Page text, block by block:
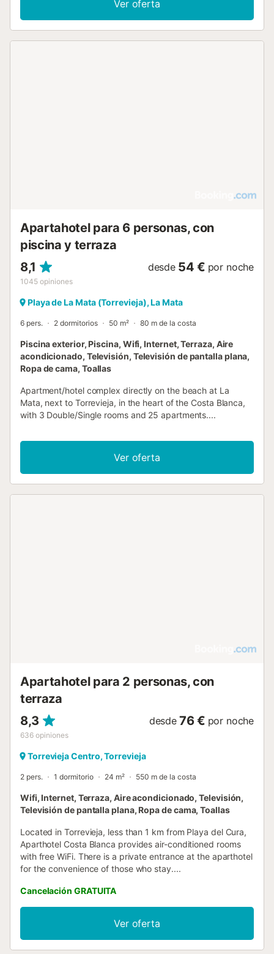
No se permiten mascotas, fumar ni celebrar eventos....
Ver oferta
Apartahotel para 6 personas, con
piscina y terraza
8,1
1045 opiniones
desde 54 € por noche
Playa de La Mata (Torrevieja), La Mata
6 pers. 2 dormitorios 50 m² 80 m de la costa
Piscina exterior, Piscina, Wifi, Internet, Terraza, Aire
acondicionado, Televisión, Televisión de pantalla plana,
Ropa de cama, Toallas
Apartment/hotel complex directly on the beach at La
Mata, next to Torrevieja, in the heart of the Costa Blanca,
with 3 Double/Single rooms and 25 apartments....
Ver oferta
Apartahotel para 2 personas, con
terraza
8,3
636 opiniones
desde 76 € por noche
Torrevieja Centro, Torrevieja
2 pers. 1 dormitorio 24 m² 550 m de la costa
Wifi, Internet, Terraza, Aire acondicionado, Televisión,
Televisión de pantalla plana, Ropa de cama, Toallas
Located in Torrevieja, less than 1 km from Playa del Cura,
Aparthotel Costa Blanca provides air-conditioned rooms
with free WiFi. There is a private entrance at the aparthotel
for the convenience of those who stay....
Cancelación GRATUITA
Ver oferta